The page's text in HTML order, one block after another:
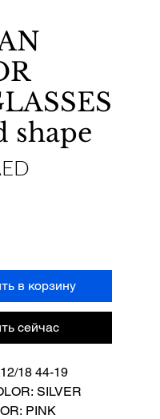
shape
в корзину
сейчас
18 44-19
SILVER
PINK